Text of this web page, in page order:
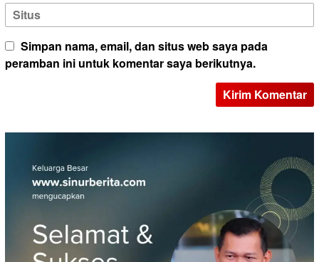
Simpan nama, email, dan situs web saya pada
peramban ini untuk komentar saya berikutnya.